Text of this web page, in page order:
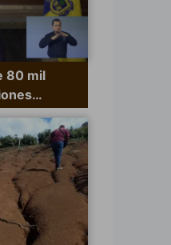
80 mil